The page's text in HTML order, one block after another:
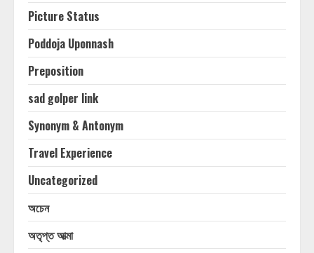
Picture Status
Poddoja Uponnash
Preposition
sad golper link
Synonym & Antonym
Travel Experience
Uncategorized
অচেন
অতৃপ্ত আত্মা